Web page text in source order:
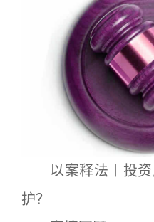
以案释法丨投资
护？